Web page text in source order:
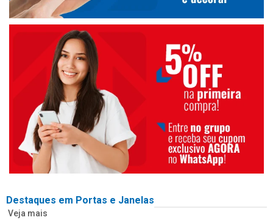
Destaques em Portas e Janelas
Veja mais